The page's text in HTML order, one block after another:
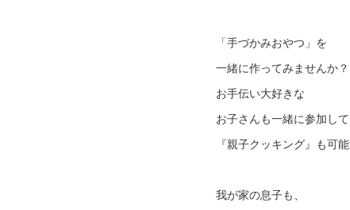
「手づかみおやつ」を
一緒に作ってみませんか？
お手伝い大好きな
お子さんも一緒に参加して
『親子クッキング』も可
我が家の息子も、